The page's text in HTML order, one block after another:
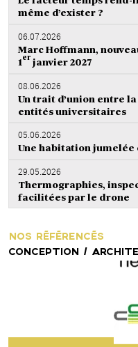
même d’exister ?
06.07.2026
Marc Hoffmann,
1er janvier 2027
08.06.2026
Un trait d’union entre
entités universitaires
05.06.2026
Une habitation
29.05.2026
Thermographies,
facilitées par le drone
NOS RÉFÉRENCÉS
CONCEPTION /